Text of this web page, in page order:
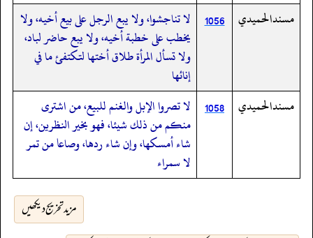
مسندالحميدي
1056
لا تناجشوا، ولا يبع الرجل على بيع أخيه، ولا
يخطب على خطبة أخيه، ولا يبع حاضر لباد،
ولا تسأل المرأة طلاق أختها لتكتفئ ما في
إنائها
مسندالحميدي
1058
لا تصروا الإبل والغنم للبيع، من اشترى
منكم من ذلك شيئا، فهو بخير النظرين، إن
شاء أمسكها، وإن شاء ردها، وصاعا من تمر
لا سمراء
مزید تخریج دیکھیں